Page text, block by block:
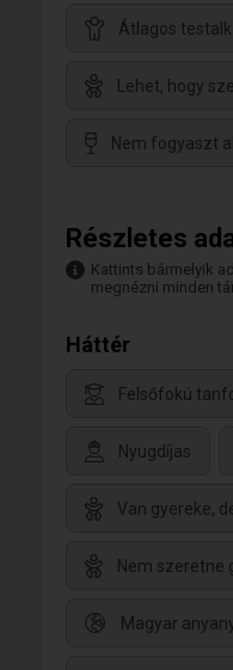
Átlagos
Lehet, hogy
Nem fogyaszt
Részletes
Kattints bármelyik
megnézni minden
Háttér
Felsőfokú
Nyugdíjas
Van gyereke,
Nem szeretne
Magyar